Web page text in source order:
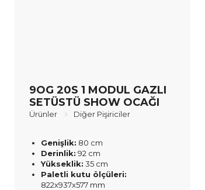
9OG 20S 1 MODUL GAZLI
SETÜSTÜ SHOW OCAĞI
Ürünler Diğer Pişiriciler
Genişlik: 80 cm
Derinlik: 92 cm
Yükseklik: 35 cm
Paletli kutu ölçüleri:
822x937x577 mm